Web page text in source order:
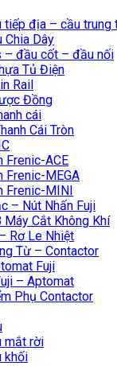
tiếp địa – cầu trung
Chia Dây
– đầu cốt – đầu nối
Tủ Điện
Rail
Đồng
cái
Cái Tròn
Frenic-ACE
Frenic-MEGA
Frenic-MINI
– Nút Nhấn Fuji
Máy Cắt Không Khí
Rơ Le Nhiệt
Từ – Contactor
Fuji
– Aptomat
Phụ Contactor
mắt rời
khối